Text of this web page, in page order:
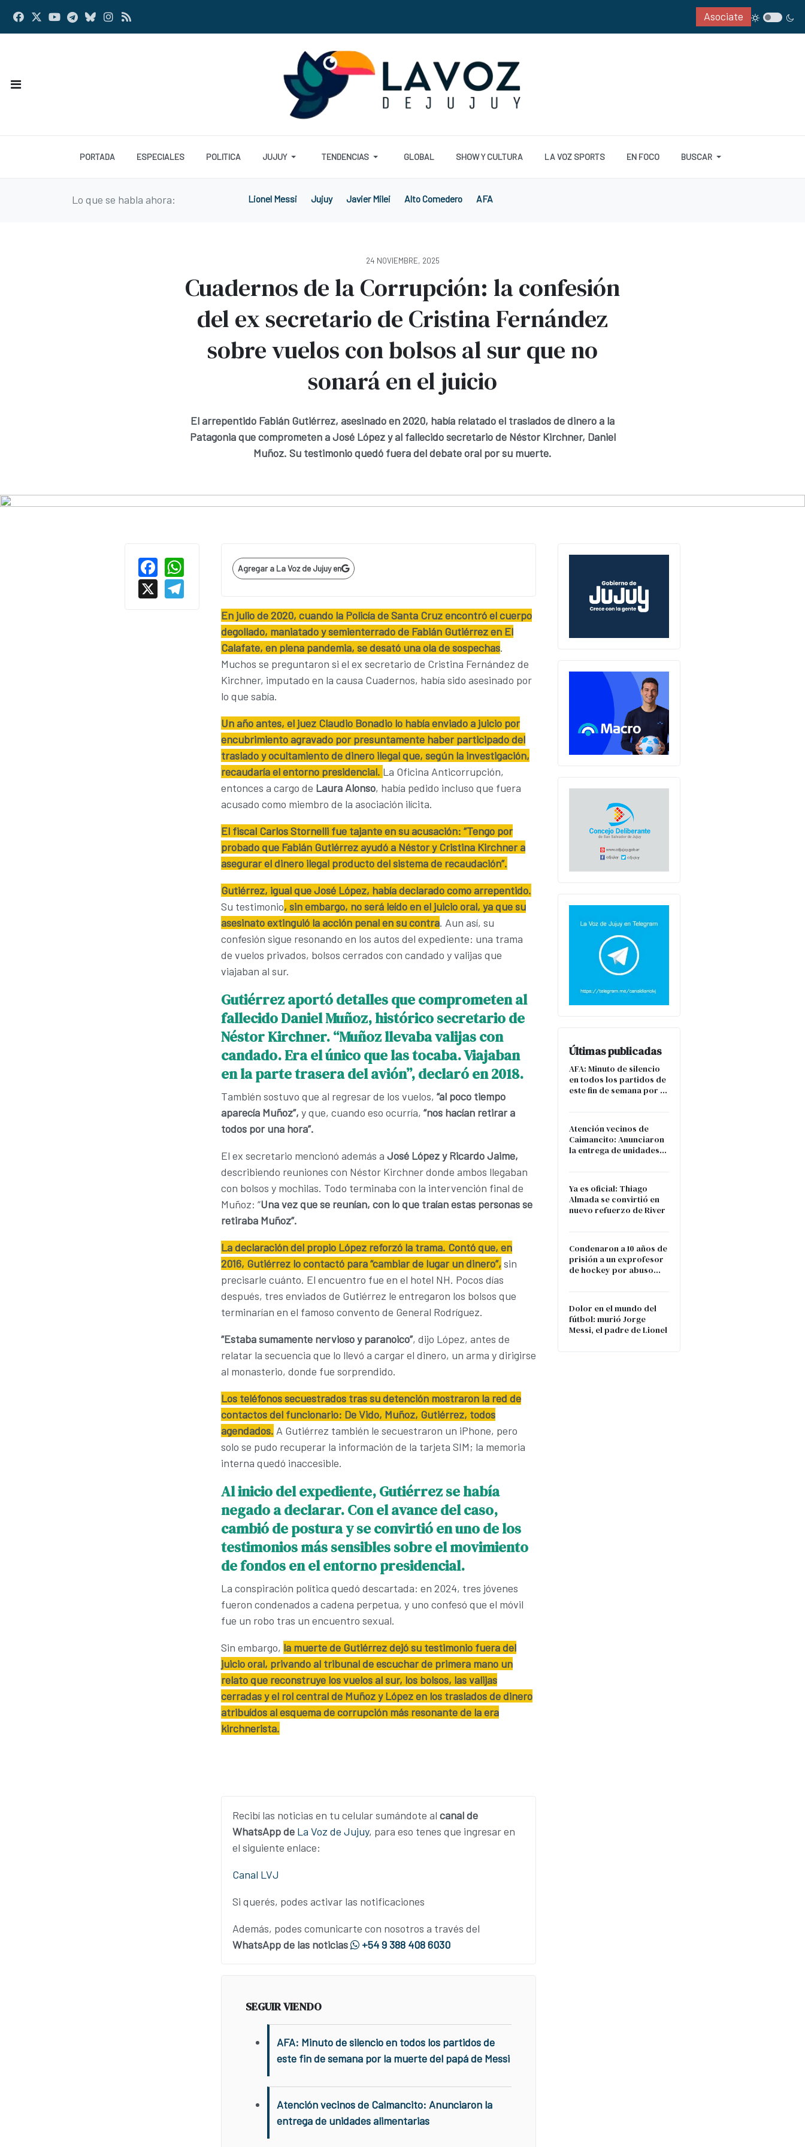
Asociate
PORTADA ESPECIALES POLITICA JUJUY TENDENCIAS GLOBAL SHOW Y CULTURA LA VOZ SPORTS EN FOCO BUSCAR
Lo que se habla ahora: Lionel Messi Jujuy Javier Milei Alto Comedero AFA
24 NOVIEMBRE, 2025
Cuadernos de la Corrupción: la confesión
del ex secretario de Cristina Fernández
sobre vuelos con bolsos al sur que no
sonará en el juicio
El arrepentido Fabián Gutiérrez, asesinado en 2020, había relatado el traslados de dinero a la
Patagonia que comprometen a José López y al fallecido secretario de Néstor Kirchner, Daniel
Muñoz. Su testimonio quedó fuera del debate oral por su muerte.
Facebook
WhatsApp
X
Telegram
Últimas publicadas
AFA: Minuto de silencio
en todos los partidos de
este fin de semana por la
Atención vecinos de
Caimancito: Anunciaron
la entrega de unidades
Ya es oficial: Thiago
Almada se convirtió en
nuevo refuerzo de River
Condenaron a 10 años de
prisión a un exprofesor
de hockey por abuso
Dolor en el mundo del
fútbol: murió Jorge
Messi, el padre de Lionel
Agregar a La Voz de Jujuy en
En julio de 2020, cuando la Policía de Santa Cruz encontró el cuerpo
degollado, maniatado y semienterrado de Fabián Gutiérrez en El
Calafate, en plena pandemia, se desató una ola de sospechas.
Muchos se preguntaron si el ex secretario de Cristina Fernández de
Kirchner, imputado en la causa Cuadernos, había sido asesinado por
lo que sabía.
Un año antes, el juez Claudio Bonadio lo había enviado a juicio por
encubrimiento agravado por presuntamente haber participado del
traslado y ocultamiento de dinero ilegal que, según la investigación,
recaudaría el entorno presidencial. La Oficina Anticorrupción,
entonces a cargo de Laura Alonso, había pedido incluso que fuera
acusado como miembro de la asociación ilícita.
El fiscal Carlos Stornelli fue tajante en su acusación: “Tengo por
probado que Fabián Gutiérrez ayudó a Néstor y Cristina Kirchner a
asegurar el dinero ilegal producto del sistema de recaudación”.
Gutiérrez, igual que José López, había declarado como arrepentido.
Su testimonio, sin embargo, no será leído en el juicio oral, ya que su
asesinato extinguió la acción penal en su contra. Aun así, su
confesión sigue resonando en los autos del expediente: una trama
de vuelos privados, bolsos cerrados con candado y valijas que
viajaban al sur.
Gutiérrez aportó detalles que comprometen al
fallecido Daniel Muñoz, histórico secretario de
Néstor Kirchner. “Muñoz llevaba valijas con
candado. Era el único que las tocaba. Viajaban
en la parte trasera del avión”, declaró en 2018.
También sostuvo que al regresar de los vuelos, “al poco tiempo
aparecía Muñoz”, y que, cuando eso ocurría, “nos hacían retirar a
todos por una hora”.
El ex secretario mencionó además a José López y Ricardo Jaime,
describiendo reuniones con Néstor Kirchner donde ambos llegaban
con bolsos y mochilas. Todo terminaba con la intervención final de
Muñoz: “Una vez que se reunían, con lo que traían estas personas se
retiraba Muñoz”.
La declaración del propio López reforzó la trama. Contó que, en
2016, Gutiérrez lo contactó para “cambiar de lugar un dinero”, sin
precisarle cuánto. El encuentro fue en el hotel NH. Pocos días
después, tres enviados de Gutiérrez le entregaron los bolsos que
terminarían en el famoso convento de General Rodríguez.
“Estaba sumamente nervioso y paranoico”, dijo López, antes de
relatar la secuencia que lo llevó a cargar el dinero, un arma y dirigirse
al monasterio, donde fue sorprendido.
Los teléfonos secuestrados tras su detención mostraron la red de
contactos del funcionario: De Vido, Muñoz, Gutiérrez, todos
agendados. A Gutiérrez también le secuestraron un iPhone, pero
solo se pudo recuperar la información de la tarjeta SIM; la memoria
interna quedó inaccesible.
Al inicio del expediente, Gutiérrez se había
negado a declarar. Con el avance del caso,
cambió de postura y se convirtió en uno de los
testimonios más sensibles sobre el movimiento
de fondos en el entorno presidencial.
La conspiración política quedó descartada: en 2024, tres jóvenes
fueron condenados a cadena perpetua, y uno confesó que el móvil
fue un robo tras un encuentro sexual.
Sin embargo, la muerte de Gutiérrez dejó su testimonio fuera del
juicio oral, privando al tribunal de escuchar de primera mano un
relato que reconstruye los vuelos al sur, los bolsos, las valijas
cerradas y el rol central de Muñoz y López en los traslados de dinero
atribuídos al esquema de corrupción más resonante de la era
kirchnerista.
Recibí las noticias en tu celular sumándote al canal de
WhatsApp de La Voz de Jujuy, para eso tenes que ingresar en
el siguiente enlace:
Canal LVJ
Si querés, podes activar las notificaciones
Además, podes comunicarte con nosotros a través del
WhatsApp de las noticias
+54 9 388 408 6030
SEGUIR VIENDO
AFA: Minuto de silencio en todos los partidos de
este fin de semana por la muerte del papá de Messi
Atención vecinos de Caimancito: Anunciaron la
entrega de unidades alimentarias